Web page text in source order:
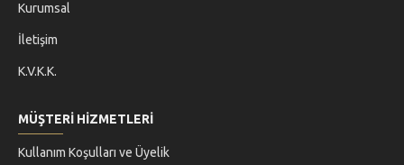
Kurumsal
İletişim
K.V.K.K.
MÜŞTERİ HİZMETLERİ
Kullanım Koşulları ve Üyelik